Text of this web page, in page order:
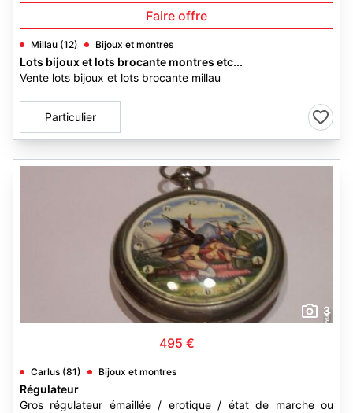
Faire offre
Millau (12) Bijoux et montres
Lots bijoux et lots brocante montres etc...
Vente lots bijoux et lots brocante millau
Particulier
3
495 €
Carlus (81) Bijoux et montres
Régulateur
Gros régulateur émaillée / erotique / état de marche ou